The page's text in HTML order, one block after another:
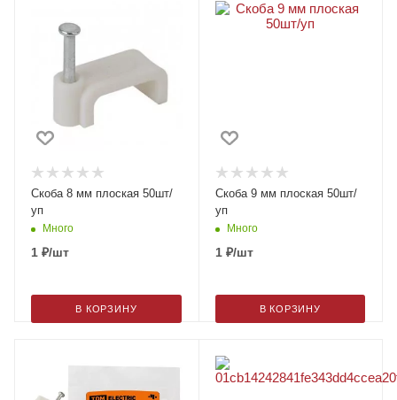
Скоба 8 мм плоская 50шт/
уп
Много
1 ₽/шт
В КОРЗИНУ
Скоба 9 мм плоская 50шт/
уп
Много
1₽/шт
В КОРЗИНУ